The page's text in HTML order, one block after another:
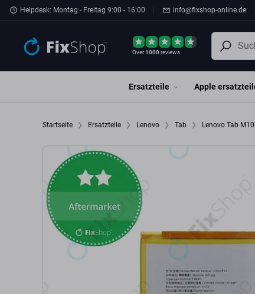
Zum Hauptinhalt springen
Helpdesk: Montag - Freitag 9:00 - 16:00 info@fixshop-online.de
Over1000reviews
Ersatzteile Apple
Startseite Ersatzteile Lenovo Tab Lenovo Tab